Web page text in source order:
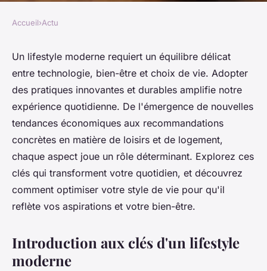
Quelques conseils sur les clés
d'un lifestyle moderne
Guillaume•4 août 2025•3 min de lecture
Accueil›Actu
Un lifestyle moderne requiert un équilibre délicat
entre technologie, bien-être et choix de vie. Adopter
des pratiques innovantes et durables amplifie notre
expérience quotidienne. De l'émergence de nouvelles
tendances économiques aux recommandations
concrètes en matière de loisirs et de logement,
chaque aspect joue un rôle déterminant. Explorez ces
clés qui transforment votre quotidien, et découvrez
comment optimiser votre style de vie pour qu'il
reflète vos aspirations et votre bien-être.
Introduction aux clés d'un lifestyle
moderne